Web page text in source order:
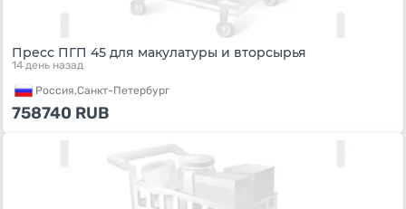
Пресс ПГП 45 для макулатуры и вторсырья
14 день назад
Россия,Санкт-Петербург
758740 RUB